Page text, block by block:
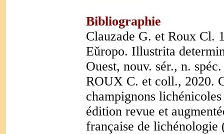
Bibliographie
Clauzade G. et Roux Cl.
Eǔropo. Illustrita
Ouest, nouv. sér., n.
ROUX C. et coll., 2020.
champignons
édition revue et
française de